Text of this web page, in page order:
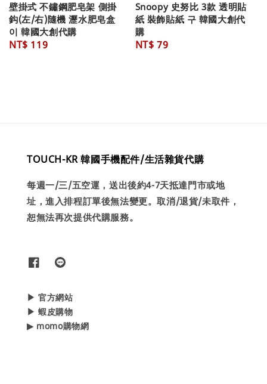
壁掛式 不鏽鋼肥皂架 側掛
鈎(左/右)隨機 瀝水肥皂盒
이 韓國大創代購
Regular
NT$ 119
Snoopy 史努比 3款 透明貼
紙 裝飾貼紙 구 韓國大創代
購
Regular
NT$ 79
TOUCH-KR 韓國手機配件/生活雜貨代購
每週一/三/五空運，送出後約4-7天抵達門市或地
址，進入排程訂單後無法變更。取消/退貨/未取件，
恕無法再次提供代購服務。
▶ 官方網站
▶ 蝦皮購物
▶ momo購物網